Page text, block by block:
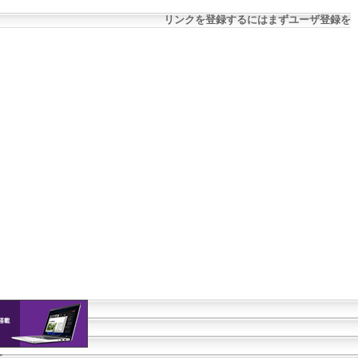
リンクを登録するにはまずユーザ登録を